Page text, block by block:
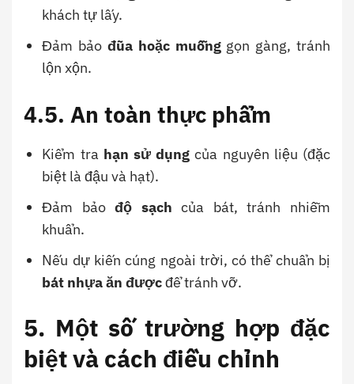
khách tự lấy.
Đảm bảo đũa hoặc muỗnggọn gàng, tránh
lộn xộn.
4.5. An toàn thực phẩm
Kiểm tra hạn sử dụng của nguyên liệu (đặc
biệt là đậu và hạt).
Đảm bảođộ sạch của bát, tránh nhiễm
khuẩn.
Nếu dự kiến cúng ngoài trời, có thể chuẩn bị
bát nhựa ăn đượcđể tránh vỡ.
5. Một số trường hợp đặc
biệt và cách điều chỉnh